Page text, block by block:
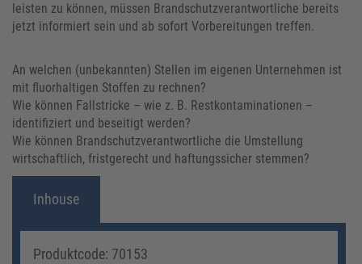
leisten zu können, müssen Brandschutzverantwortliche bereits
jetzt informiert sein und ab sofort Vorbereitungen treffen.
An welchen (unbekannten) Stellen im eigenen Unternehmen ist
mit fluorhaltigen Stoffen zu rechnen?
Wie können Fallstricke – wie z. B. Restkontaminationen –
identifiziert und beseitigt werden?
Wie können Brandschutzverantwortliche die Umstellung
wirtschaftlich, fristgerecht und haftungssicher stemmen?
Inhouse
Produktcode: 70153